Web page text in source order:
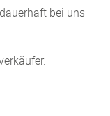
bei uns